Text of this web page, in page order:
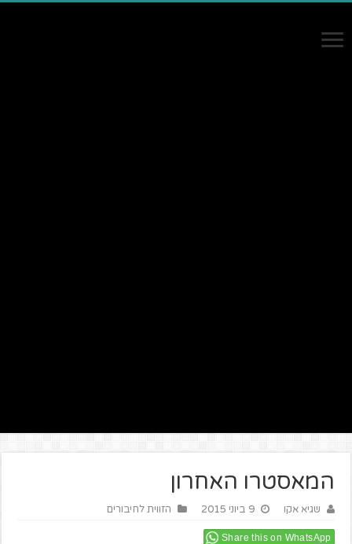
המאסטרו האחרון
שגיא אקו 9 ביוני 2015 הזווית לחיבורים
Share this on WhatsApp